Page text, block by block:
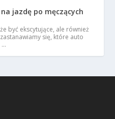
jazdę po męczących
być ekscytujące, ale również
się, które auto
…